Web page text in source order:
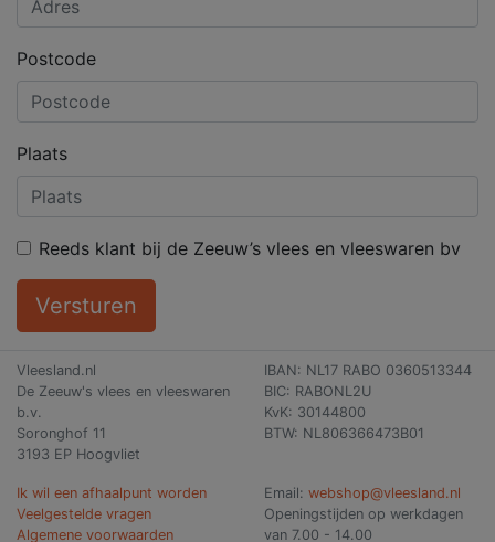
Postcode
Plaats
Reeds klant bij de Zeeuw’s vlees en vleeswaren bv
Vleesland.nl
De Zeeuw's vlees en vleeswaren
b.v.
Soronghof 11
3193 EP Hoogvliet
IBAN: NL17 RABO 0360513344
BIC: RABONL2U
KvK: 30144800
BTW: NL806366473B01
Ik wil een afhaalpunt worden
Veelgestelde vragen
Algemene voorwaarden
Email: webshop@vleesland.nl
Openingstijden op werkdagen
van 7.00 - 14.00